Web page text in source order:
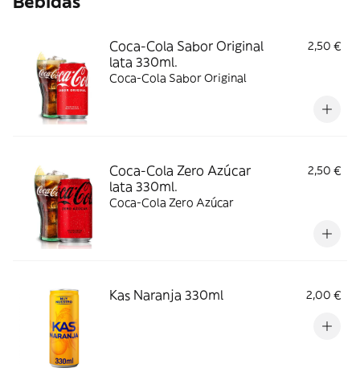
Coca-Cola Sabor Original
lata 330ml.
2,50 €
Coca-Cola Sabor Original
Coca-Cola Zero Azúcar
lata 330ml.
2,50 €
Coca-Cola Zero Azúcar
Kas Naranja 330ml 2,00 €